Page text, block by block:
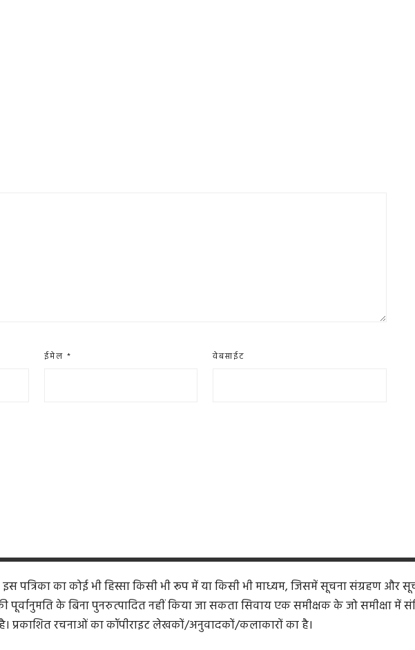
ईमेल* वेबसाईट
इस पत्रिका का कोई भी हिस्सा किसी भी रूप में या किसी भी माध्यम, जिसमें सूचना संग्रहण और
पूर्वानुमति के बिना पुनरुत्पादित नहीं किया जा सकता सिवाय एक समीक्षक के जो समीक्षा में
प्रकाशित रचनाओं का कॉपीराइट लेखकों/अनुवादकों/कलाकारों का है।